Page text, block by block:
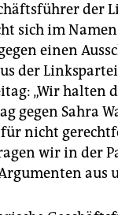
der
sich im
einen
der
„Wir halten
gegen Sahra
nicht
wir in der
aus